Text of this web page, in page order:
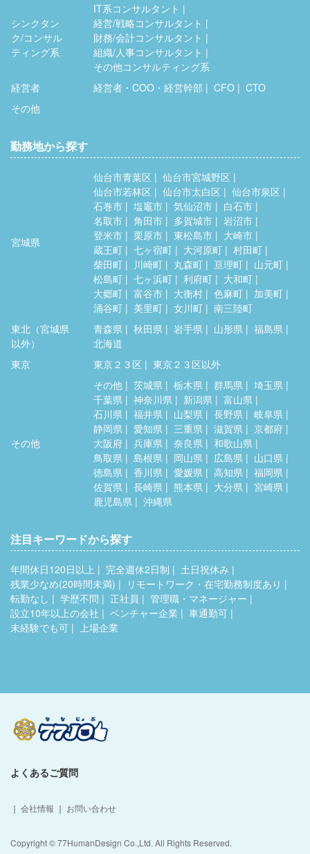
シンクタン
ク/コンサル
ティング系
IT系コンサルタント
経営/戦略コンサルタント
財務/会計コンサルタント
組織/人事コンサルタント
その他コンサルティング系
経営者
経営者・COO・経営幹部 CFO
CTO
その他
勤務地から探す
宮城県
仙台市青葉区
仙台市宮城野区
仙台市若林区
仙台市太白区
仙台市泉区
石巻市
塩竈市 気仙沼市
白石市
名取市
角田市 多賀城市
岩沼市
登米市
栗原市 東松島市
大崎市
蔵王町
七ヶ宿町 大河原町
村田町
柴田町
川崎町 丸森町 亘理町
山元町
松島町
七ヶ浜町 利府町
大和町
大郷町
富谷市 大衡村 色麻町
加美町
涌谷町
美里町 女川町
南三陸町
東北（宮城県
以外）
青森県 秋田県 岩手県 山形県
福島県
北海道
東京
東京２３区 東京２３区以外
その他
その他 茨城県 栃木県 群馬県
埼玉県
千葉県
神奈川県 新潟県
富山県
石川県
福井県 山梨県 長野県
岐阜県
静岡県
愛知県 三重県 滋賀県
京都府
大阪府
兵庫県 奈良県
和歌山県
鳥取県
島根県 岡山県 広島県
山口県
徳島県
香川県 愛媛県 高知県
福岡県
佐賀県
長崎県 熊本県 大分県
宮崎県
鹿児島県
沖縄県
注目キーワードから探す
年間休日120日以上 完全週休2日制
土日祝休み
残業少なめ(20時間未満)
リモートワーク・在宅勤務制度あり
転勤なし
学歴不問 正社員
管理職・マネージャー
設立10年以上の会社
ベンチャー企業
車通勤可
未経験でも可
上場企業
よくあるご質問
｜ 会社情報 ｜ お問い合わせ
Copyright © 77HumanDesign Co.,Ltd. All Rights Reserved.